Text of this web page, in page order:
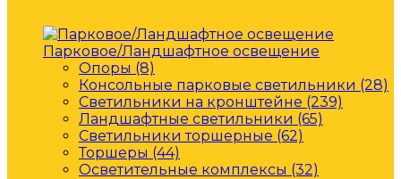
Парковое/Ландшафтное освещение
Опоры (8)
Консольные парковые светильники (28)
Светильники на кронштейне (239)
Ландшафтные светильники (65)
Светильники торшерные (62)
Торшеры (44)
Осветительные комплексы (32)